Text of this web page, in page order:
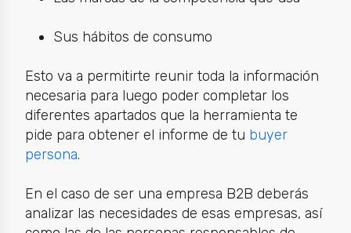
Sus hábitos de consumo
Esto va a permitirte reunir toda la información
necesaria para luego poder completar los
diferentes apartados que la herramienta te
pide para obtener el informe de tu buyer
persona.
En el caso de ser una empresa B2B deberás
analizar las necesidades de esas empresas, así